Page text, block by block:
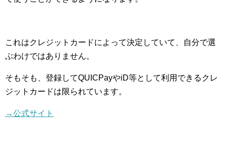
これはクレジットカードによって決定していて、自分で選
ぶわけではありません。
そもそも、登録してQUICPayやiD等として利用できるクレ
ジットカードは限られています。
→公式サイト